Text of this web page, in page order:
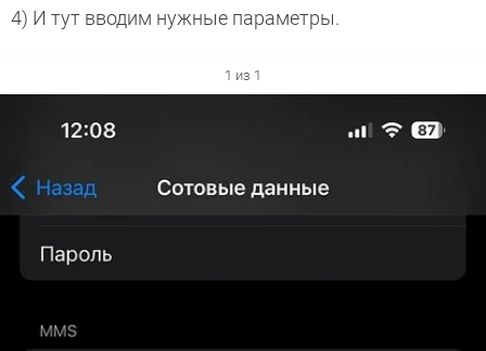
4) И тут вводим нужные параметры.
1 из 1